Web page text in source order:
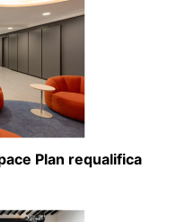
Plan requalifica